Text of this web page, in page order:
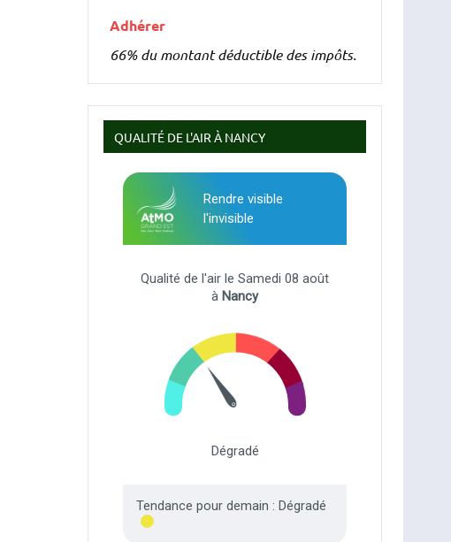
Adhérer
66% du montant déductible des impôts.
QUALITÉ DE L'AIR À NANCY